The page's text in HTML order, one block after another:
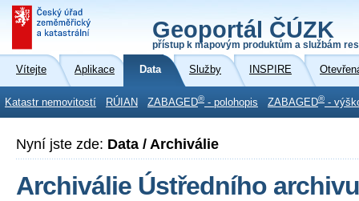
Geoportál ČÚZK
přístup k mapovým produktům a službám
Vítejte Aplikace Data Služby INSPIRE
Katastr nemovitostí RÚIAN ZABAGED® - polohopis ZABAGED® -
Nyní jste zde: Data / Archiválie
Archiválie Ústředního